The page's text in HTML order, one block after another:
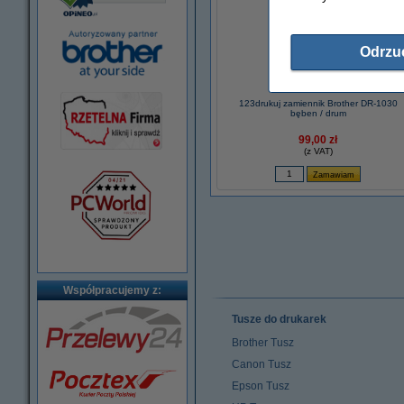
Współpracujemy z:
123drukuj zamiennik Brother DR-1030
bęben / drum
99,00 zł
(z VAT)
Tusze do drukarek
Brother Tusz
Canon Tusz
Epson Tusz